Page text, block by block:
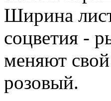
Ширина
соцветия -
меняют
розовый.